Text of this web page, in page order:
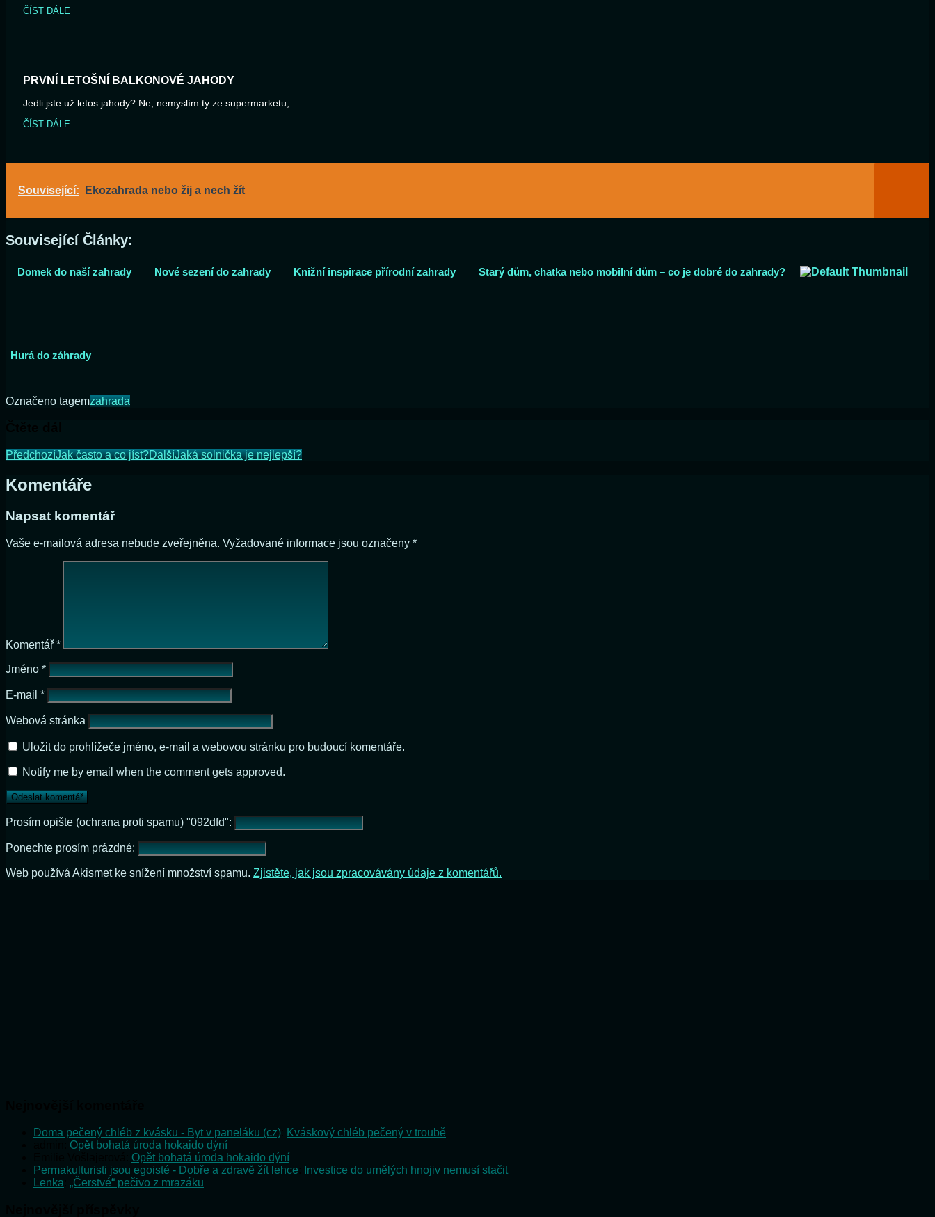
ČÍST DÁLE
PRVNÍ LETOŠNÍ BALKONOVÉ JAHODY
Jedli jste už letos jahody? Ne, nemyslím ty ze supermarketu,...
ČÍST DÁLE
Související: Ekozahrada nebo žij a nech žít
Související Články:
Domek do naší zahrady Nové sezení do zahrady Knižní inspirace přírodní zahrady Starý dům, chatka nebo mobilní dům – co je dobré do zahrady?
Hurá do záhrady
Označeno tagemzahrada
PředchozíJak často a co jíst?DalšíJaká solnička je nejlepší?
Komentáře
Napsat komentář
Vaše e-mailová adresa nebude zveřejněna. Vyžadované informace jsou označeny *
Komentář *
Jméno *
E-mail *
Webová stránka
Uložit do prohlížeče jméno, e-mail a webovou stránku pro budoucí komentáře.
Notify me by email when the comment gets approved.
Prosím opište (ochrana proti spamu) "092dfd":
Ponechte prosím prázdné:
Web používá Akismet ke snížení množství spamu. Zjistěte, jak jsou zpracovávány údaje z komentářů.
Doma pečený chléb z kvásku - Byt v paneláku (cz)
Kváskový chléb pečený v troubě
Opět bohatá úroda hokaido dýní
Opět bohatá úroda hokaido dýní
Permakulturisti jsou egoisté - Dobře a zdravě žít lehce
Investice do umělých hnojiv nemusí stačit
Lenka „Čerstvé“ pečivo z mrazáku